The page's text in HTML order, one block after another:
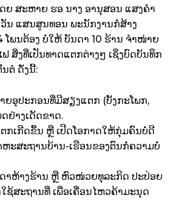
ຍ ສະຫາຍ ຮອ ນາງ ອານຸສອນ ແສງຄໍາ
ນ ແສນສູນທອນ ພະນັກງານກໍ່ສ້າງ
ໂພນຕ້ອງ ບໍ່ໃຫ້ ບັນດາ 10 ຮ້ານ ຈໍາໜ່າຍ
ຟ ສິ່ງທີ່ເປັນທາດແຕກຕ່າງໆ ເຊິ່ງບົດບັນທຶກ
ຕໍ ດັ່ງນີ້:
ຍອຸປະກອນທີ່ມີສຽງແຕກ (ບັ້ງກະໂພກ,
ຢ່າງເດັດຂາດ.
ກເກີດຂຶ້ນ ຫຼື ເປີດໂອກາດໃຫ້ກຸ່ມຄົນບໍ່ດີ
ຫະສະຖານບ້ານ-ເຮືອນຂອງຕົນກໍ່ຄວາມບໍ່
າຫ້າງຮ້ານ ຫຼື ຫົວໜ່ວຍທຸລະກິດ ປະປ່ອຍ
ຊ້ສະຖານທີ່ ເພື່ອເຄື່ອນໄຫວຄ້າມະນຸດ